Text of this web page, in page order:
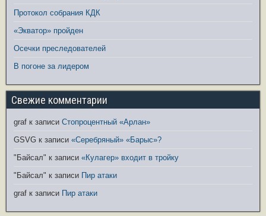
Протокол собрания КДК
«Экватор» пройден
Осечки преследователей
В погоне за лидером
Свежие комментарии
graf к записи Стопроцентный «Арлан»
GSVG к записи «Серебряный» «Барыс»?
"Байсал" к записи «Кулагер» входит в тройку
"Байсал" к записи Пир атаки
graf к записи Пир атаки